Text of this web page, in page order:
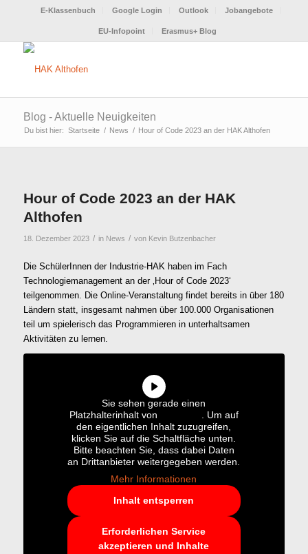
E-Klassenbuch Google Login Outlook Jobangebote
EU-Infopoint Erasmus+ Blog
Blog - Aktuelle Neuigkeiten
Du bist hier: Startseite / News / Hour of Code 2023 an der HAK Althofen
Hour of Code 2023 an der HAK
Althofen
18. Dezember 2023 / in News / von Kevin Butzenbacher
Die SchülerInnen der Industrie-HAK haben im Fach
Technologiemanagement an der ‚Hour of Code 2023‘
teilgenommen. Die Online-Veranstaltung findet bereits in über 180
Ländern statt, insgesamt nahmen über 100.000 Organisationen
teil um spielerisch das Programmieren in unterhaltsamen
Aktivitäten zu lernen.
Sie sehen gerade einen
Platzhalterinhalt von
. Um auf
den eigentlichen Inhalt zuzugreifen,
klicken Sie auf die Schaltfläche unten.
Bitte beachten Sie, dass dabei Daten
an Drittanbieter weitergegeben werden.
Mehr Informationen
Inhalt entsperren
Erforderlichen Service
akzeptieren und Inhalte